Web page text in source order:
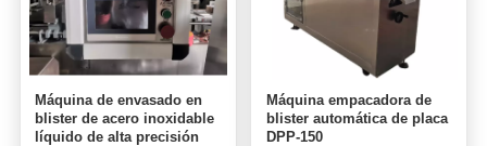
Máquina de envasado en
blister de acero inoxidable
líquido de alta precisión
Máquina empacadora de
blister automática de placa
DPP-150